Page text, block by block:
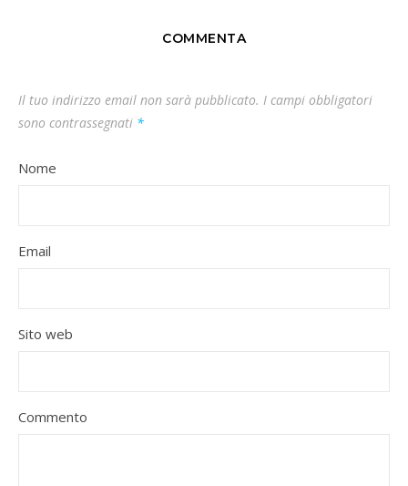
COMMENTA
Il tuo indirizzo email non sarà pubblicato. I campi obbligatori
sono contrassegnati *
Nome
Email
Sito web
Commento